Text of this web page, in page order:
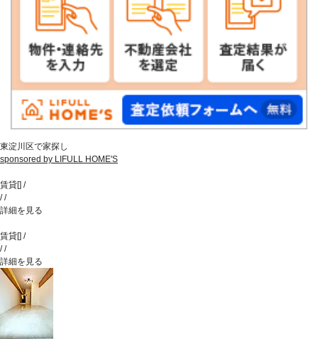
東淀川区で家探し
sponsored by LIFULL HOME'S
賃貸[] /
//
詳細を見る
賃貸[] /
//
詳細を見る